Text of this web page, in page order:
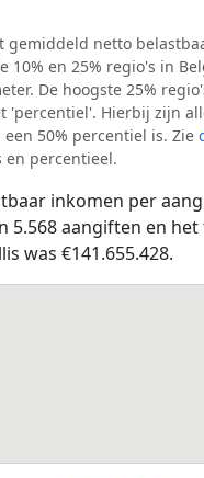
gemiddeld netto
10% en 25% regio's in
De hoogste 25%
'percentiel'. Hierbij zijn
50% percentiel is. Zie
en percentieel.
inkomen per
5.568 aangiften en
was €141.655.428.